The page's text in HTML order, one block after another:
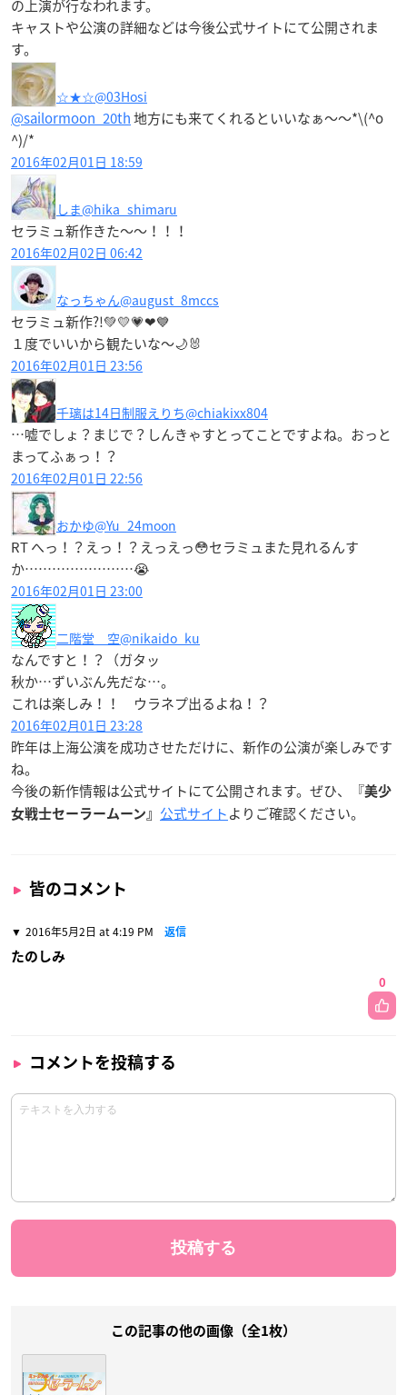
の上演が行なわれます。
キャストや公演の詳細などは今後公式サイトにて公開されま
す。
☆★☆@03Hosi
@sailormoon_20th地方にも来てくれるといいなぁ〜〜*\(^o
^)/*
2016年02月01日 18:59
しま@hika_shimaru
セラミュ新作きた〜〜！！！
2016年02月02日 06:42
なっちゃん@august_8mccs
セラミュ新作?!💚💛💗❤💙
１度でいいから観たいな～🌙🐰
2016年02月01日 23:56
千璃は14日制服えりち@chiakixx804
…嘘でしょ？まじで？しんきゃすとってことですよね。おっと
まってふぁっ！？
2016年02月01日 22:56
おかゆ@Yu_24moon
RT へっ！？えっ！？えっえっ😳セラミュまた見れるんす
か……………………😭
2016年02月01日 23:00
二階堂 空@nikaido_ku
なんですと！？（ガタッ
秋か…ずいぶん先だな…。
これは楽しみ！！ ウラネプ出るよね！？
2016年02月01日 23:28
昨年は上海公演を成功させただけに、新作の公演が楽しみです
ね。
今後の新作情報は公式サイトにて公開されます。ぜひ、『美少
女戦士セーラームーン』 公式サイトよりご確認ください。
皆のコメント
2016年5月2日 at 4:19 PM 返信
たのしみ
0
コメントを投稿する
この記事の他の画像（全1枚）